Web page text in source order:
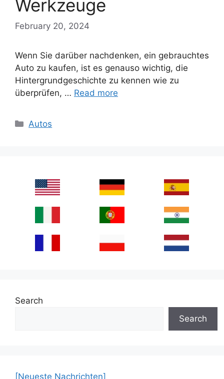
Werkzeuge
February 20, 2024
Wenn Sie darüber nachdenken, ein gebrauchtes
Auto zu kaufen, ist es genauso wichtig, die
Hintergrundgeschichte zu kennen wie zu
überprüfen, … Read more
Categories
Autos
Search
Search
[Neueste Nachrichten]